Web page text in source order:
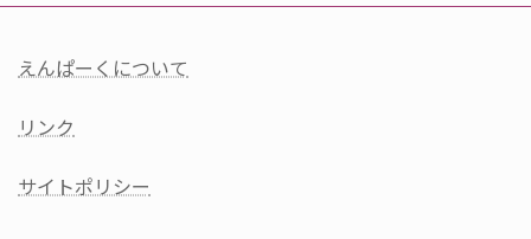
えんぱーくについて
リンク
サイトポリシー